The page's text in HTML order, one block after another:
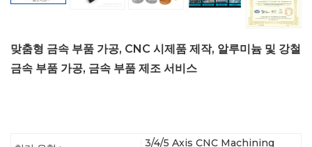
맞춤형 금속 부품 가공, CNC 시제품 제작, 알루미늄 및 강철
금속 부품 가공, 금속 부품 제조 서비스
3/4/5 Axis CNC Machining